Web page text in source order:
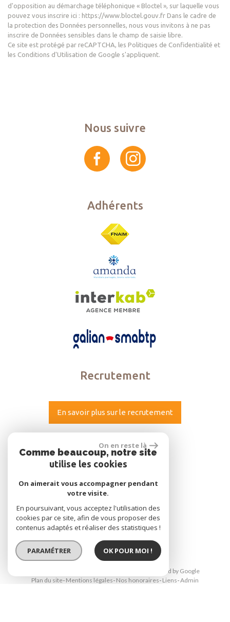
d'opposition au démarchage téléphonique « Bloctel », sur laquelle vous
pouvez vous inscrire ici : https://www.bloctel.gouv.fr Dans le cadre de
la protection des Données personnelles, nous vous invitons à ne pas
inscrire de Données sensibles dans le champ de saisie libre.
Ce site est protégé par reCAPTCHA, les Politiques de Confidentialité et
les Conditions d'Utilisation de Google s'appliquent.
Nous suivre
Adhérents
Recrutement
En savoir plus sur le recrutement
Se connecter
Espace propriétaire
réalisé par
© 2026 | Tous droits réservés | Traduction powered by Google
Plan du site Mentions légales Nos honoraires Liens Admin
On en reste là
Comme beaucoup, notre site
utilise les cookies
On aimerait vous accompagner pendant
votre visite.
En poursuivant, vous acceptez l'utilisation des
cookies par ce site, afin de vous proposer des
contenus adaptés et réaliser des statistiques !
PARAMÉTRER OK POUR MOI !